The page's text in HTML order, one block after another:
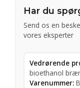
Har du
Send os en
vores eksperter
Vedrørende
bioethanol
Varenummer: